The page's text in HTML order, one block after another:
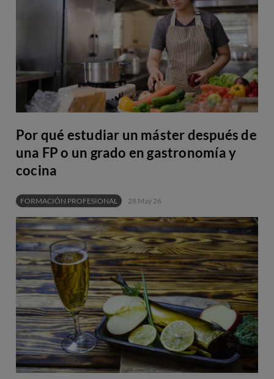
Por qué estudiar un máster después de
una FP o un grado en gastronomía y
cocina
FORMACIÓN PROFESIONAL 28 May 26